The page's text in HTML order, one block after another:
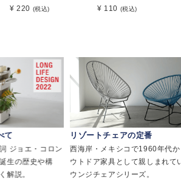
¥ 220 (税込) ¥ 110 (税込)
て
ジョエ・コロン
生の歴史や構
解説。
リゾートチェアの定番
西海岸・メキシコで1960年代か
ウトドア家具として親しまれて
ウンジチェアシリーズ。